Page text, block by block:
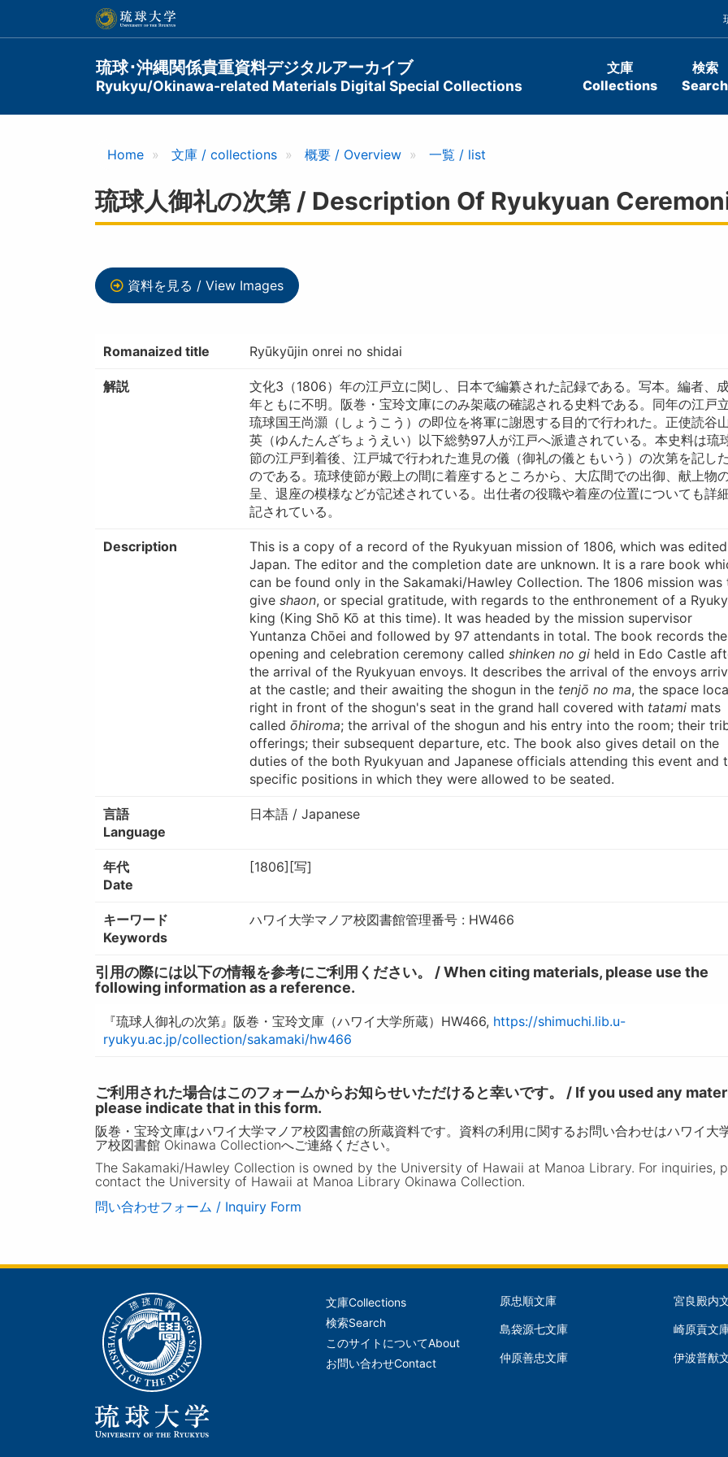
ン
琉球･沖縄関係貴重資料デジタルアーカイブ
Ryukyu/Okinawa-related Materials Digital Special Collections
Main
navigation
文庫
Collections
検索
Search
Home 文庫 / collections 概要 / Overview 一覧 / list
琉球人御礼の次第 / Description Of Ryukyuan
資料を見る / View Images
Romanaized title Ryūkyūjin onrei no shidai
解説
文化3（1806）年の江戸立に関し、日本で編纂された記録である。写本。編者、
年ともに不明。阪巻・宝玲文庫にのみ架蔵の確認される史料である。同年の江戸
琉球国王尚灝（しょうこう）の即位を将軍に謝恩する目的で行われた。正使読谷
英（ゆんたんざちょうえい）以下総勢97人が江戸へ派遣されている。本史料は琉
節の江戸到着後、江戸城で行われた進見の儀（御礼の儀ともいう）の次第を記し
のである。琉球使節が殿上の間に着座するところから、大広間での出御、献上物
呈、退座の模様などが記述されている。出仕者の役職や着座の位置についても詳
記されている。
Description
This is a copy of a record of the Ryukyuan mission of 1806, which was
Japan. The editor and the completion date are unknown. It is a rare book
can be found only in the Sakamaki/Hawley Collection. The 1806 mission was
give shaon, or special gratitude, with regards to the enthronement of a
king (King Shō Kō at this time). It was headed by the mission supervisor
Yuntanza Chōei and followed by 97 attendants in total. The book records the
opening and celebration ceremony called shinken no giheld in Edo Castle
the arrival of the Ryukyuan envoys. It describes the arrival of the envoys
at the castle; and their awaiting the shogun in the tenjō no ma, the space
right in front of the shogun's seat in the grand hall covered with tatamimats
called ōhiroma; the arrival of the shogun and his entry into the room; their
offerings; their subsequent departure, etc. The book also gives detail on the
duties of the both Ryukyuan and Japanese officials attending this event and
specific positions in which they were allowed to be seated.
言語
Language
日本語 / Japanese
年代
Date
[1806][写]
キーワード
Keywords
ハワイ大学マノア校図書館管理番号 : HW466
引用の際には以下の情報を参考にご利用ください。 / When citing materials, please use the
following information as a reference.
『琉球人御礼の次第』阪巻・宝玲文庫（ハワイ大学所蔵）HW466, https://shimuchi.lib.u-
ryukyu.ac.jp/collection/sakamaki/hw466
ご利用された場合はこのフォームからお知らせいただけると幸いです。 / If you used any
please indicate that in this form.
阪巻・宝玲文庫はハワイ大学マノア校図書館の所蔵資料です。資料の利用に関するお問い合わせはハワイ大
ア校図書館 Okinawa Collectionへご連絡ください。
The Sakamaki/Hawley Collection is owned by the University of Hawaii at Manoa Library. For inquiries,
contact the University of Hawaii at Manoa Library Okinawa Collection.
問い合わせフォーム / Inquiry Form
メ
イ
ン
文庫Collections
検索Search
このサイトについてAbout
お問い合わせContact
文
(Left)
原忠順文庫
島袋源七文庫
仲原善忠文庫
文
宮良殿内
崎原貢文
伊波普猷